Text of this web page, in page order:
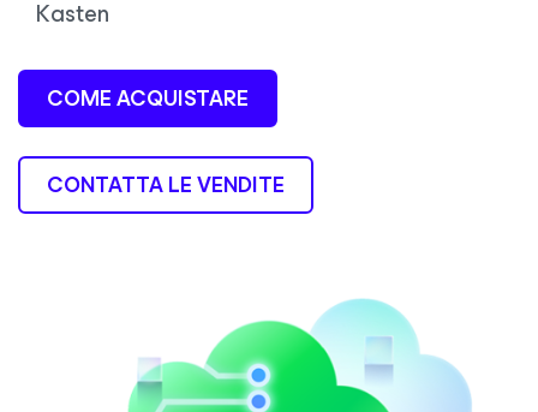
Kasten
COME ACQUISTARE
CONTATTA LE VENDITE